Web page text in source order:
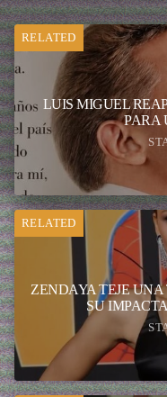
RELATED
LUIS MIGUEL
PARA
RELATED
ZENDAYA TEJE
SU